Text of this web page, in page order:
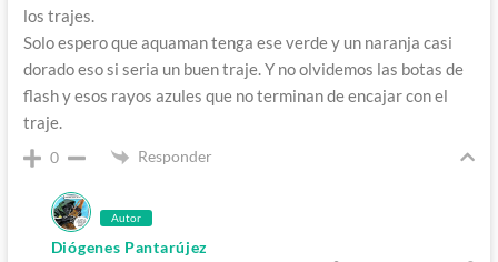
los trajes.
Solo espero que aquaman tenga ese verde y un naranja casi
dorado eso si seria un buen traje. Y no olvidemos las botas de
flash y esos rayos azules que no terminan de encajar con el
traje.
0 Responder
Autor
Diógenes Pantarújez